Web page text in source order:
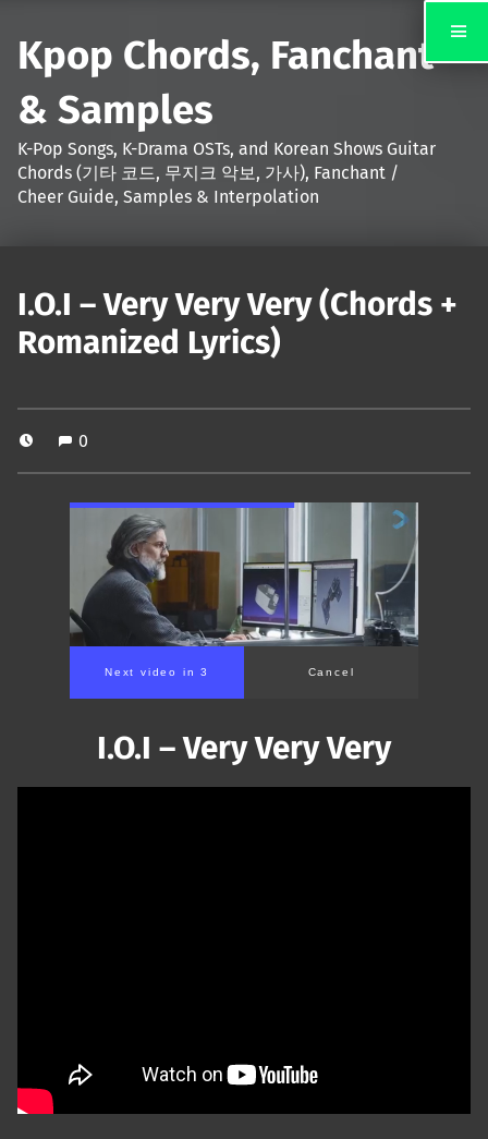
Kpop Chords, Fanchant
& Samples
K-Pop Songs, K-Drama OSTs, and Korean Shows Guitar
Chords (기타 코드, 무지크 악보, 가사), Fanchant /
Cheer Guide, Samples & Interpolation
I.O.I – Very Very Very (Chords +
Romanized Lyrics)
0
Next video in 2 Cancel
I.O.I – Very Very Very